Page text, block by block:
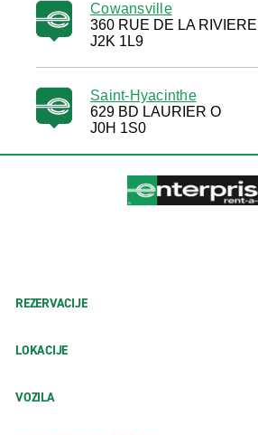
Cowansville
360 RUE DE LA RIVIERE
J2K 1L9
Saint-Hyacinthe
629 BD LAURIER O
J0H 1S0
REZERVACIJE
LOKACIJE
VOZILA